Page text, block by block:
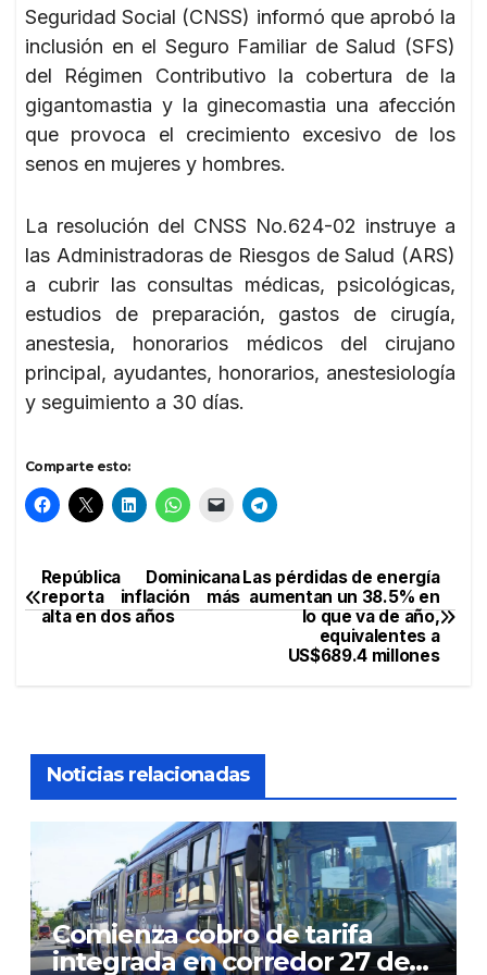
Seguridad Social (CNSS) informó que aprobó la
inclusión en el Seguro Familiar de Salud (SFS)
del Régimen Contributivo la cobertura de la
gigantomastia y la ginecomastia una afección
que provoca el crecimiento excesivo de los
senos en mujeres y hombres.
La resolución del CNSS No.624-02 instruye a
las Administradoras de Riesgos de Salud (ARS)
a cubrir las consultas médicas, psicológicas,
estudios de preparación, gastos de cirugía,
anestesia, honorarios médicos del cirujano
principal, ayudantes, honorarios, anestesiología
y seguimiento a 30 días.
Comparte esto:
Navegación
de
Las pérdidas de energía
aumentan un 38.5% en
lo que va de año,
equivalentes a
US$689.4 millones
República Dominicana
reporta inflación más
alta en dos años
Noticias relacionadas
Comienza cobro de tarifa
integrada en corredor 27 de